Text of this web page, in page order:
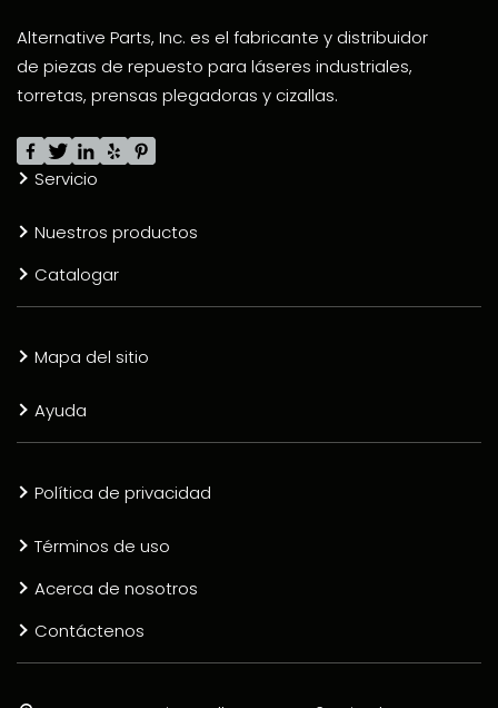
Alternative Parts, Inc. es el fabricante y distribuidor
de piezas de repuesto para láseres industriales,
torretas, prensas plegadoras y cizallas.
Servicio
Nuestros productos
Catalogar
Mapa del sitio
Ayuda
Política de privacidad
Términos de uso
Acerca de nosotros
Contáctenos